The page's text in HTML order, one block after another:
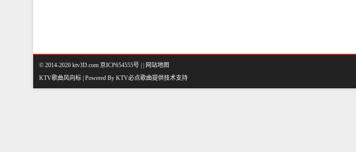
© 2014-2020 ktv3D.com 京ICP654555号 |
网站地图
KTV歌曲风向标 | Powered By KTV必点歌曲提供技术支持